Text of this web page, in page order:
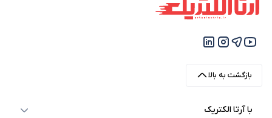
بازگشت به بالا
با آرتا الکتریک